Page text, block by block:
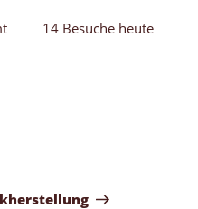
14 Besuche heute